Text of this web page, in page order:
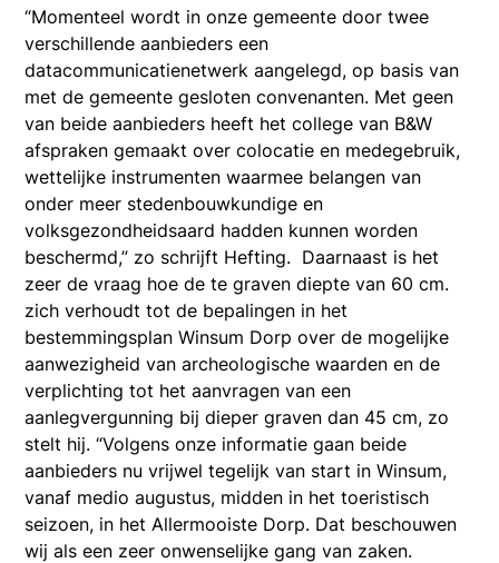
“Momenteel wordt in onze gemeente door twee
verschillende aanbieders een
datacommunicatienetwerk aangelegd, op basis van
met de gemeente gesloten convenanten. Met geen
van beide aanbieders heeft het college van B&W
afspraken gemaakt over colocatie en medegebruik,
wettelijke instrumenten waarmee belangen van
onder meer stedenbouwkundige en
volksgezondheidsaard hadden kunnen worden
beschermd,” zo schrijft Hefting. Daarnaast is het
zeer de vraag hoe de te graven diepte van 60 cm.
zich verhoudt tot de bepalingen in het
bestemmingsplan Winsum Dorp over de mogelijke
aanwezigheid van archeologische waarden en de
verplichting tot het aanvragen van een
aanlegvergunning bij dieper graven dan 45 cm, zo
stelt hij. “Volgens onze informatie gaan beide
aanbieders nu vrijwel tegelijk van start in Winsum,
vanaf medio augustus, midden in het toeristisch
seizoen, in het Allermooiste Dorp. Dat beschouwen
wij als een zeer onwenselijke gang van zaken.